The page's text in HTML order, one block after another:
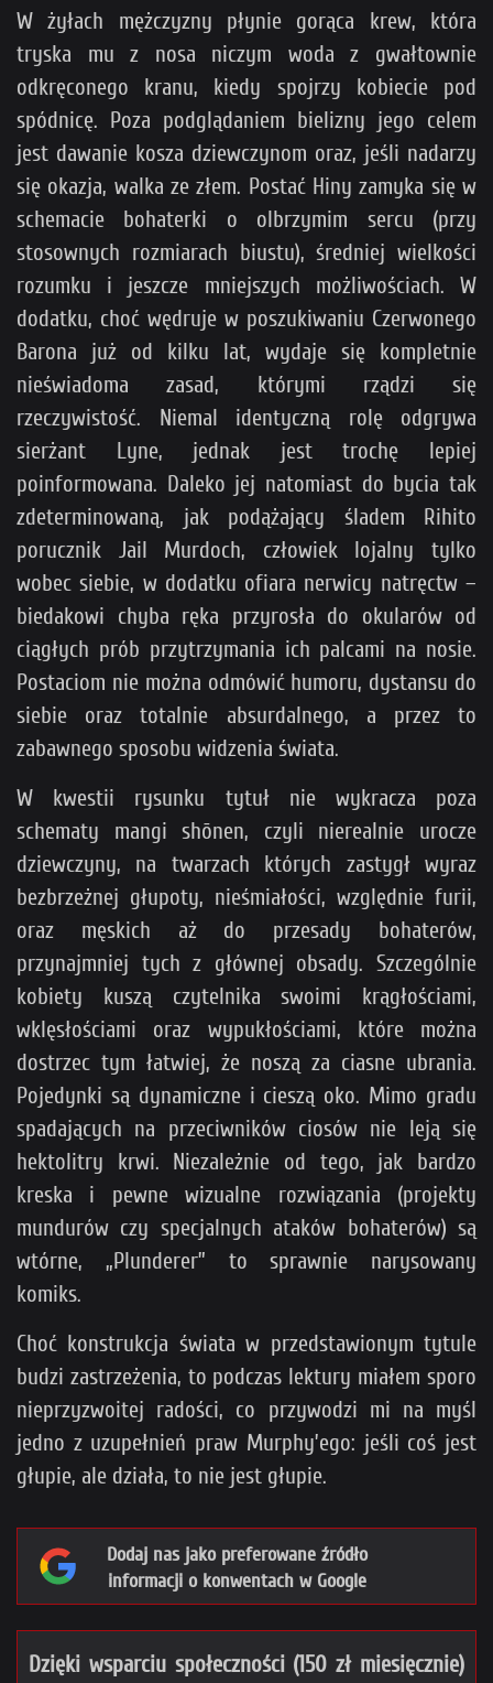
W żyłach mężczyzny płynie gorąca krew, która
tryska mu z nosa niczym woda z gwałtownie
odkręconego kranu, kiedy spojrzy kobiecie pod
spódnicę. Poza podglądaniem bielizny jego celem
jest dawanie kosza dziewczynom oraz, jeśli nadarzy
się okazja, walka ze złem. Postać Hiny zamyka się w
schemacie bohaterki o olbrzymim sercu (przy
stosownych rozmiarach biustu), średniej wielkości
rozumku i jeszcze mniejszych możliwościach. W
dodatku, choć wędruje w poszukiwaniu Czerwonego
Barona już od kilku lat, wydaje się kompletnie
nieświadoma zasad, którymi rządzi się
rzeczywistość. Niemal identyczną rolę odgrywa
sierżant Lyne, jednak jest trochę lepiej
poinformowana. Daleko jej natomiast do bycia tak
zdeterminowaną, jak podążający śladem Rihito
porucznik Jail Murdoch, człowiek lojalny tylko
wobec siebie, w dodatku ofiara nerwicy natręctw –
biedakowi chyba ręka przyrosła do okularów od
ciągłych prób przytrzymania ich palcami na nosie.
Postaciom nie można odmówić humoru, dystansu do
siebie oraz totalnie absurdalnego, a przez to
zabawnego sposobu widzenia świata.
W kwestii rysunku tytuł nie wykracza poza
schematy mangi shōnen, czyli nierealnie urocze
dziewczyny, na twarzach których zastygł wyraz
bezbrzeżnej głupoty, nieśmiałości, względnie furii,
oraz męskich aż do przesady bohaterów,
przynajmniej tych z głównej obsady. Szczególnie
kobiety kuszą czytelnika swoimi krągłościami,
wklęsłościami oraz wypukłościami, które można
dostrzec tym łatwiej, że noszą za ciasne ubrania.
Pojedynki są dynamiczne i cieszą oko. Mimo gradu
spadających na przeciwników ciosów nie leją się
hektolitry krwi. Niezależnie od tego, jak bardzo
kreska i pewne wizualne rozwiązania (projekty
mundurów czy specjalnych ataków bohaterów) są
wtórne, „Plunderer” to sprawnie narysowany
komiks.
Choć konstrukcja świata w przedstawionym tytule
budzi zastrzeżenia, to podczas lektury miałem sporo
nieprzyzwoitej radości, co przywodzi mi na myśl
jedno z uzupełnień praw Murphy’ego: jeśli coś jest
głupie, ale działa, to nie jest głupie.
Dodaj nas jako preferowane źródło
informacji o konwentach w Google
Dzięki wsparciu społeczności (150 zł miesięcznie)